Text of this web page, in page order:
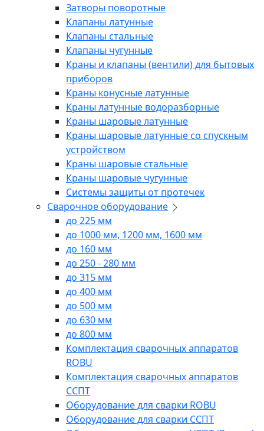
Затворы поворотные
Клапаны латунные
Клапаны стальные
Клапаны чугунные
Краны и клапаны (вентили) для бытовых
приборов
Краны конусные латунные
Краны латунные водоразборные
Краны шаровые латунные
Краны шаровые латунные со спускным
устройством
Краны шаровые стальные
Краны шаровые чугунные
Системы защиты от протечек
Сварочное оборудование
до 225 мм
до 1000 мм, 1200 мм, 1600 мм
до 160 мм
до 250 - 280 мм
до 315 мм
до 400 мм
до 500 мм
до 630 мм
до 800 мм
Комплектация сварочных аппаратов
ROBU
Комплектация сварочных аппаратов
ССПТ
Оборудование для сварки ROBU
Оборудование для сварки ССПТ